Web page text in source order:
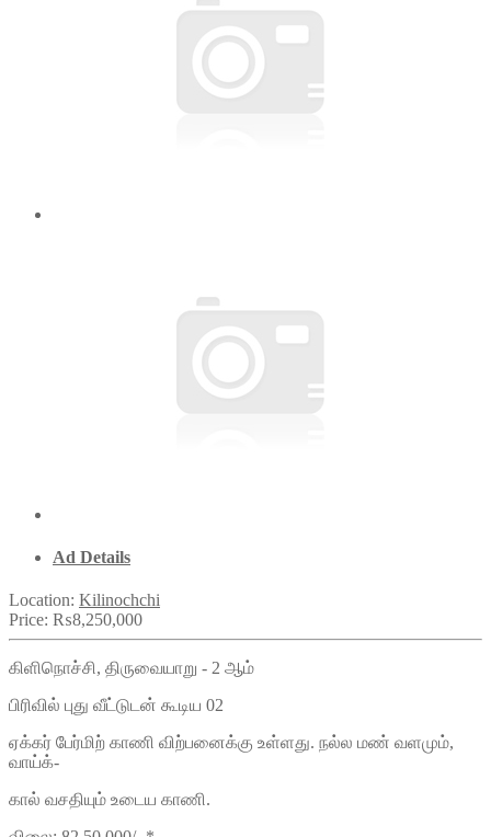
Ad Details
Location: Kilinochchi
Price: ₨8,250,000
கிளிநொச்சி, திருவையாறு - 2 ஆம்
பிரிவில் புது வீட்டுடன் கூடிய 02
ஏக்கர் பேர்மிற் காணி விற்பனைக்கு உள்ளது. நல்ல மண் வளமும்,
வாய்க்-
கால் வசதியும் உடைய காணி.